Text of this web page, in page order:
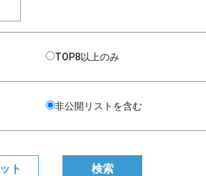
TOP8以上のみ
非公開リストを含む